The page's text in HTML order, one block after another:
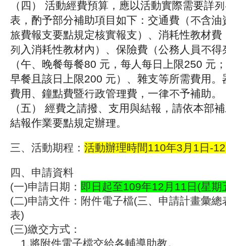
（四） 活動經費預算，應以活動實際需要詳
表，酌予部分補助項目如下：交通費（不含油
旅費報支要點規定核實報支）、消耗性教材費
列入消耗性教材內）、保險費（公務人員不得
（午、晚餐每餐80 元，每人每日上限250 元
早餐且該日上限200 元）、雜支等所需費用。
費用、鐘點費暨行政管理費，一律不予補助。
（五） 經費之請撥、支用與結報，請依本部
結報作業要點規定辦理。
三、活動期程： 活動辦理時間110年3月1日-
四、申請資料
(一)申請日期： 即日起至109年12月11日(星期
(二)申請文件：附件電子檔(三、申請計畫彙總
表)
(三)繳交方式：
1.將附件電子檔交給各輔導助教。